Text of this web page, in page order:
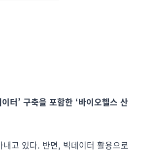
터’ 구축을 포함한 ‘바이오헬스 산
고 있다. 반면, 빅데이터 활용으로